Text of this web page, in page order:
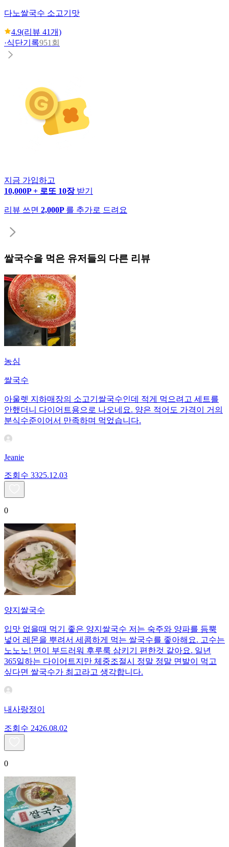
다노쌀국수 소고기맛
4.9(리뷰 41개)
·식단기록951회
지금 가입하고
10,000P + 로또 10장 받기
리뷰 쓰면 2,000P 를 추가로 드려요
쌀국수을 먹은 유저들의 다른 리뷰
농심
쌀국수
아울렛 지하매장의 소고기쌀국수인데 적게 먹으려고 세트를
안했더니 다이어트용으로 나오네요. 양은 적어도 가격이 거의
분식수준이어서 만족하며 먹었습니다.
Jeanie
조회수 3325.12.03
0
양지쌀국수
입맛 없을때 먹기 좋은 양지쌀국수 저는 숙주와 양파를 듬뿍
넣어 레몬을 뿌려서 세콤하게 먹는 쌀국수를 좋아해요. 고수는
노노노! 면이 부드러워 후루룩 삼키기 편한것 같아요. 일년
365일하는 다이어트지만 체중조절시 정말 정말 면발이 먹고
싶다면 쌀국수가 최고라고 생각합니다.
내사랑정이
조회수 2426.08.02
0